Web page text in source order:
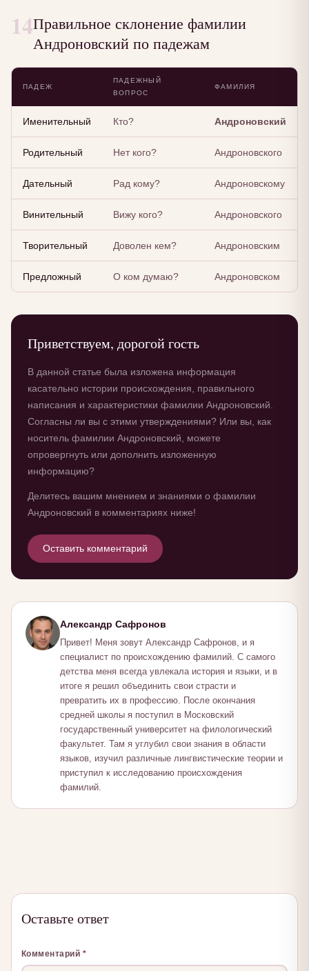
14Правильное склонение фамилии
Андроновский по падежам
ПАДЕЖ
ПАДЕЖНЫЙ
ВОПРОС
ФАМИЛИЯ
Именительный Кто? Андроновский
Родительный Нет кого? Андроновского
Дательный Рад кому? Андроновскому
Винительный Вижу кого? Андроновского
Творительный Доволен кем? Андроновским
Предложный О ком думаю? Андроновском
Приветствуем, дорогой гость
В данной статье была изложена информация
касательно истории происхождения, правильного
написания и характеристики фамилии Андроновский.
Согласны ли вы с этими утверждениями? Или вы, как
носитель фамилии Андроновский, можете
опровергнуть или дополнить изложенную
информацию?
Делитесь вашим мнением и знаниями о фамилии
Андроновский в комментариях ниже!
Оставить комментарий
Александр Сафронов
Привет! Меня зовут Александр Сафронов, и я
специалист по происхождению фамилий. С самого
детства меня всегда увлекала история и языки, и в
итоге я решил объединить свои страсти и
превратить их в профессию. После окончания
средней школы я поступил в Московский
государственный университет на филологический
факультет. Там я углубил свои знания в области
языков, изучил различные лингвистические теории и
приступил к исследованию происхождения
фамилий.
Оставьте ответ
Комментарий *